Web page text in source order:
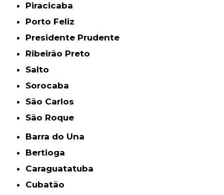
Piracicaba
Porto Feliz
Presidente Prudente
Ribeirão Preto
Salto
Sorocaba
São Carlos
São Roque
Barra do Una
Bertioga
Caraguatatuba
Cubatão